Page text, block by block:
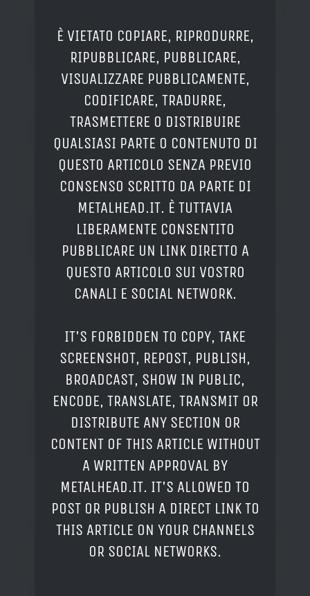
È VIETATO COPIARE, RIPRODURRE,
RIPUBBLICARE, PUBBLICARE,
VISUALIZZARE PUBBLICAMENTE,
CODIFICARE, TRADURRE,
TRASMETTERE O DISTRIBUIRE
QUALSIASI PARTE O CONTENUTO DI
QUESTO ARTICOLO SENZA PREVIO
CONSENSO SCRITTO DA PARTE DI
METALHEAD.IT. È TUTTAVIA
LIBERAMENTE CONSENTITO
PUBBLICARE UN LINK DIRETTO A
QUESTO ARTICOLO SUI VOSTRO
CANALI E SOCIAL NETWORK.
IT'S FORBIDDEN TO COPY, TAKE
SCREENSHOT, REPOST, PUBLISH,
BROADCAST, SHOW IN PUBLIC,
ENCODE, TRANSLATE, TRANSMIT OR
DISTRIBUTE ANY SECTION OR
CONTENT OF THIS ARTICLE WITHOUT
A WRITTEN APPROVAL BY
METALHEAD.IT. IT'S ALLOWED TO
POST OR PUBLISH A DIRECT LINK TO
THIS ARTICLE ON YOUR CHANNELS
OR SOCIAL NETWORKS.